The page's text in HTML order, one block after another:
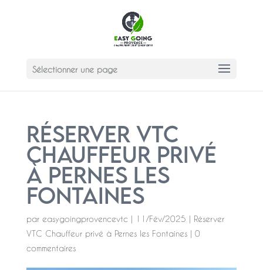
Sélectionner une page
Réserver VTC
Chauffeur privé
à Pernes les
Fontaines
par easygoingprovencevtc | 11/Fév/2025 | Réserver
VTC Chauffeur privé à Pernes les Fontaines| 0
commentaires